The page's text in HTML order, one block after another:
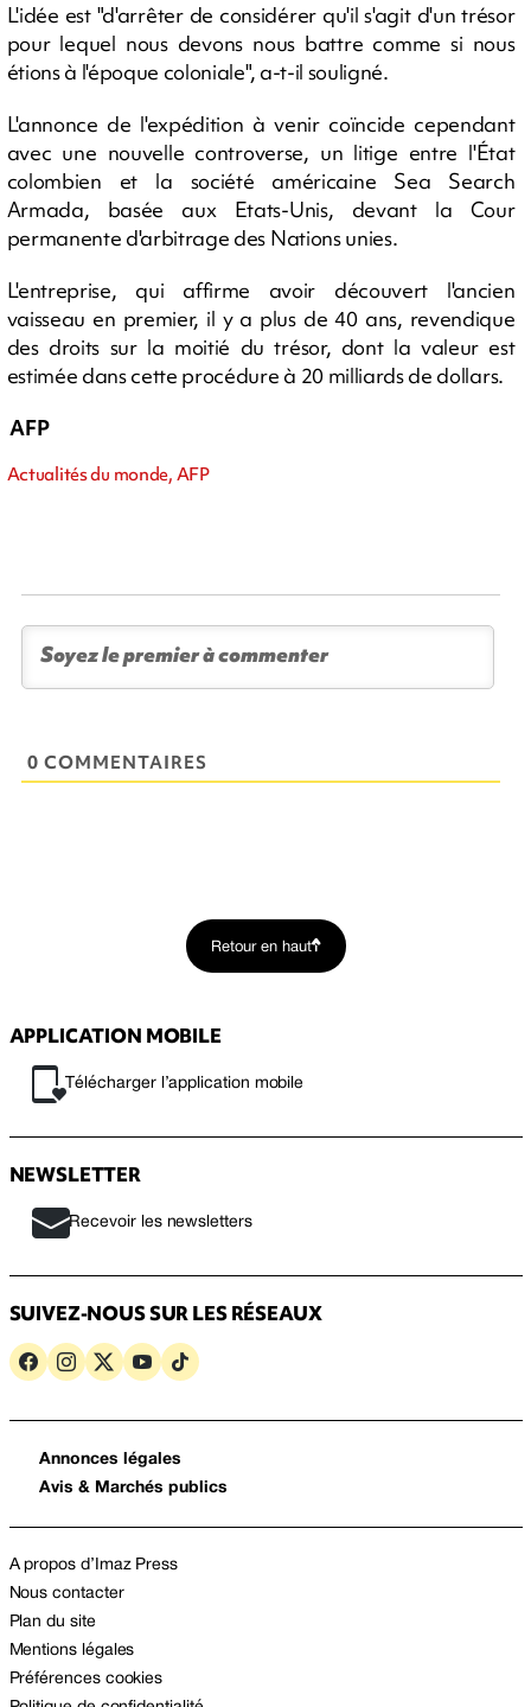
L'idée est "d'arrêter de considérer qu'il s'agit d'un trésor
pour lequel nous devons nous battre comme si nous
étions à l'époque coloniale", a-t-il souligné.
L'annonce de l'expédition à venir coïncide cependant
avec une nouvelle controverse, un litige entre l'État
colombien et la société américaine Sea Search
Armada, basée aux Etats-Unis, devant la Cour
permanente d'arbitrage des Nations unies.
L'entreprise, qui affirme avoir découvert l'ancien
vaisseau en premier, il y a plus de 40 ans, revendique
des droits sur la moitié du trésor, dont la valeur est
estimée dans cette procédure à 20 milliards de dollars.
AFP
Actualités du monde, AFP
0 COMMENTAIRES
Retour en haut
APPLICATION MOBILE
Télécharger l’application mobile
NEWSLETTER
Recevoir les newsletters
SUIVEZ-NOUS SUR LES RÉSEAUX
Annonces légales
Avis & Marchés publics
A propos d’Imaz Press
Nous contacter
Plan du site
Mentions légales
Préférences cookies